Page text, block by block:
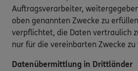
Auftragsverarbeiter,
oben genannten Zwecke zu
verpflichtet, die Daten vertraulich
nur für die vereinbarten Zwecke zu
Datenübermittlung in Drittländer